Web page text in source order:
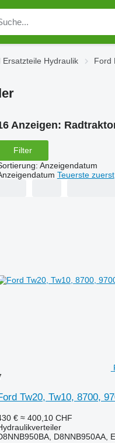
Ersatzteile Hydraulik Ford
Anzeigen:
Filter
: Anzeigendatum
Teuerste zuerst
Tw20, Tw10, 8700,
€ ≈ 400,10 CHF
D8NNB950AA,